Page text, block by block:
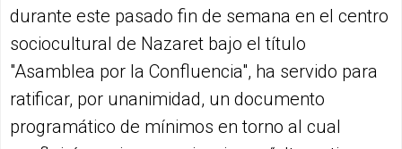
durante este pasado fin de semana en el centro
sociocultural de Nazaret bajo el título
"Asamblea por la Confluencia", ha servido para
ratificar, por unanimidad, un documento
programático de mínimos en torno al cual